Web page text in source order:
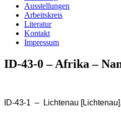
Ausstellungen
Arbeitskreis
Literatur
Kontakt
Impressum
ID-43-0 – Afrika –
ID-43-1 – Lichtenau